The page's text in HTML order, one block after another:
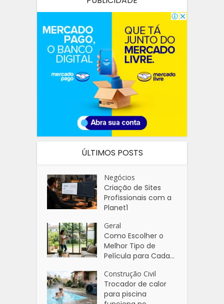
ÚLTIMOS POSTS
Negócios
Criação de Sites
Profissionais com a
Planet1
Geral
Como Escolher o
Melhor Tipo de
Película para Cada...
Construção Civil
Trocador de calor
para piscina